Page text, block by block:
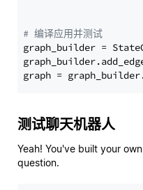
# 编译应用并测试
graph_builder =
graph =
测试聊天机器人
Yeah! You've built your
question.